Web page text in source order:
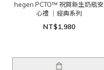
hegen PCTO™ 祝賀新生奶瓶安
心禮 ｜經典系列
NT$1,980